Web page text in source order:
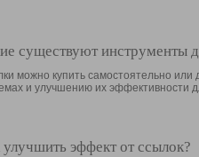
существуют инструменты
можно купить самостоятельно или
и улучшению их эффективности
улучшить эффект от ссылок?